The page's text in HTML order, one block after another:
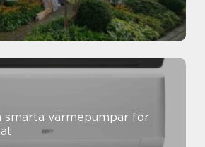
smarta värmepumpar för